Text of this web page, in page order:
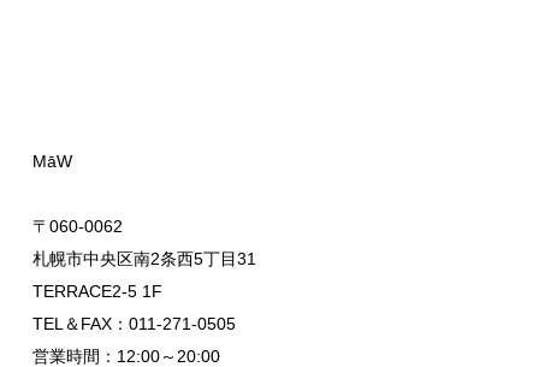
MāW
〒060-0062
札幌市中央区南2条西5丁目31
TERRACE2-5 1F
TEL＆FAX：011-271-0505
営業時間：12:00～20:00